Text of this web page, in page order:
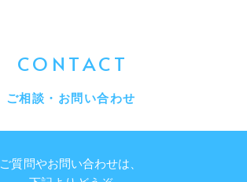
CONTACT
ご相談・お問い合わせ
ご質問やお問い合わせは、